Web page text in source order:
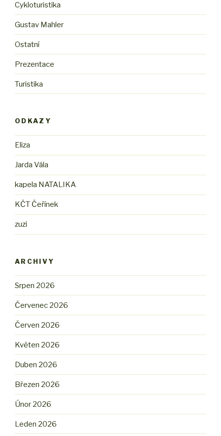
Cykloturistika
Gustav Mahler
Ostatní
Prezentace
Turistika
ODKAZY
Eliza
Jarda Vála
kapela NATALIKA
KČT Čeřínek
zuzi
ARCHIVY
Srpen 2026
Červenec 2026
Červen 2026
Květen 2026
Duben 2026
Březen 2026
Únor 2026
Leden 2026